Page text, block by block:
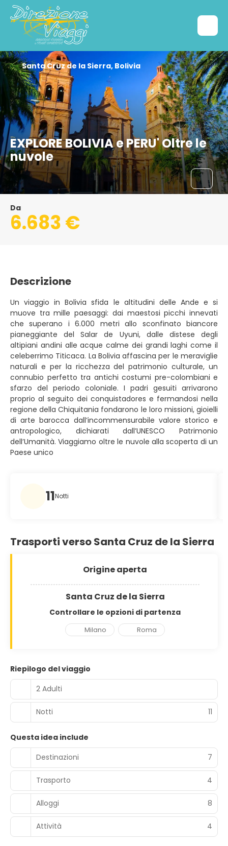
EXPLORE BOLIVIA e PERU' Oltre le
nuvole
Santa Cruz de la Sierra, Bolivia
Da
6.683 €
Descrizione
Un viaggio in Bolivia sfida le altitudini delle Ande e si
muove tra mille paesaggi: dai maestosi picchi innevati
che superano i 6.000 metri allo sconfinato biancore
pianeggiante del Salar de Uyuni, dalle distese degli
altipiani andini alle acque calme dei grandi laghi come il
celeberrimo Titicaca. La Bolivia affascina per le meraviglie
naturali e per la ricchezza del patrimonio culturale, un
connubio perfetto tra antichi costumi pre-colombiani e
sfarzo del periodo coloniale. I padri gesuiti arrivarono
proprio al seguito dei conquistadores e fermandosi nella
regione della Chiquitania fondarono le loro missioni, gioielli
di arte barocca dall’incommensurabile valore storico e
antropologico, dichiarati dall’UNESCO Patrimonio
dell’Umanità. Viaggiamo oltre le nuvole alla scoperta di un
Paese unico
11Notti
Trasporti verso Santa Cruz de la Sierra
Origine aperta
Santa Cruz de la Sierra
Controllare le opzioni di partenza
Milano Roma
Riepilogo del viaggio
2 Adulti
Notti 11
Questa idea include
Destinazioni
7
Trasporto 4
Alloggi 8
Attività 4